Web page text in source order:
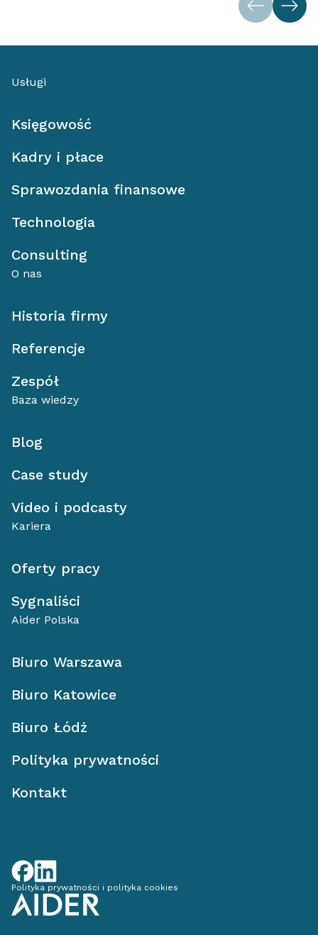
Usługi
Księgowość
Kadry i płace
Sprawozdania finansowe
Technologia
Consulting
O nas
Historia firmy
Referencje
Zespół
Baza wiedzy
Blog
Case study
Video i podcasty
Kariera
Oferty pracy
Sygnaliści
Aider Polska
Biuro Warszawa
Biuro Katowice
Biuro Łódź
Polityka prywatności
Kontakt
Polityka prywatności i polityka cookies